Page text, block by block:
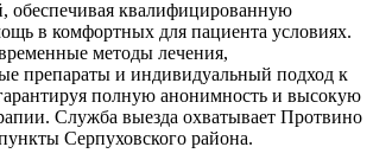
обеспечивая квалифицированную
в комфортных для пациента условиях.
методы лечения,
препараты и индивидуальный подход к
полную анонимность и высокую
Служба выезда охватывает Протвино
Серпуховского района.